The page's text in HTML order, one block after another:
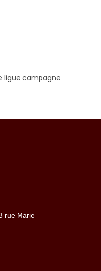
ligue campagne
rue Marie